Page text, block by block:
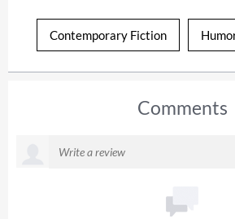
Contemporary Fiction
Comments